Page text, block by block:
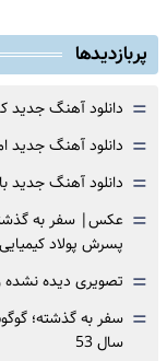
پربازدیدها
= دانلود آهنگ جدید
= دانلود آهنگ جدید
= دانلود آهنگ جدید
= عکس| سفر به
پسرش پولاد
= تصویری دیده
=
سال 53